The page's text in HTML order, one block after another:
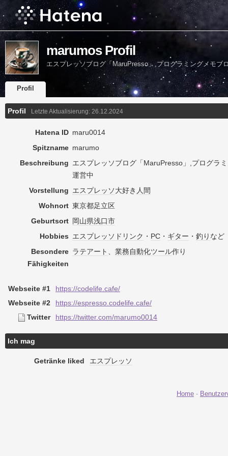
marumos Profil
エスプレッソブログ「MaruPresso」,プログラミングメモブ
Profil
Profil Letzte Aktualisierung: 26.12.2024
Hatena ID maru0014
Spitzname marumo
Beschreibung エスプレッソブログ「MaruPresso」,プログラ
運営中
Vorstellung エスプレッソ大好き 人間
Wohnort 東京都足立区
Geburtsort 岡山県浅口市
Hobbies エスプレッソ ドリンク ・ PC ・ ギター ・ 釣り など
Besondere
Fähigkeiten
ラテアート 、 業務自動化ツール作り
Webseite #1
https://codelife.cafe/
Webseite #2
https://espresso.codelife.cafe/
Twitter
https://twitter.com/marumo0014
Ich mag
Getränke liked エスプレッソ
Home -